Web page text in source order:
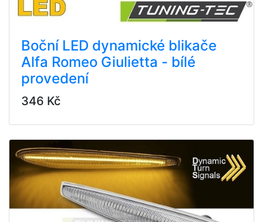
Boční LED dynamické blikače
Alfa Romeo Giulietta - bílé
provedení
346 Kč